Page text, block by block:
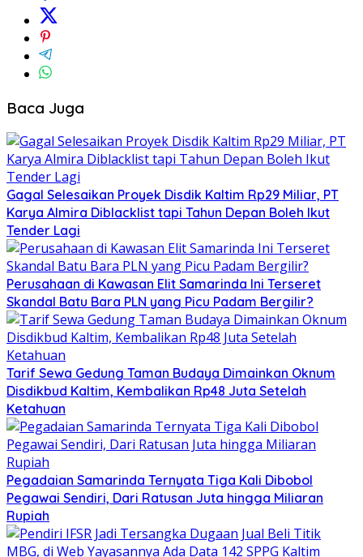
Baca Juga
Gagal Selesaikan Proyek Disdik Kaltim Rp29 Miliar, PT
Karya Almira Diblacklist tapi Tahun Depan Boleh Ikut
Tender Lagi
Perusahaan di Kawasan Elit Samarinda Ini Terseret
Skandal Batu Bara PLN yang Picu Padam Bergilir?
Tarif Sewa Gedung Taman Budaya Dimainkan Oknum
Disdikbud Kaltim, Kembalikan Rp48 Juta Setelah
Ketahuan
Pegadaian Samarinda Ternyata Tiga Kali Dibobol
Pegawai Sendiri, Dari Ratusan Juta hingga Miliaran
Rupiah